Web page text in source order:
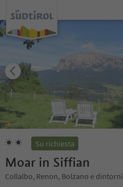
Su richiesta
Moar in Siffian
Collalbo, Renon, Bolzano e dintorni